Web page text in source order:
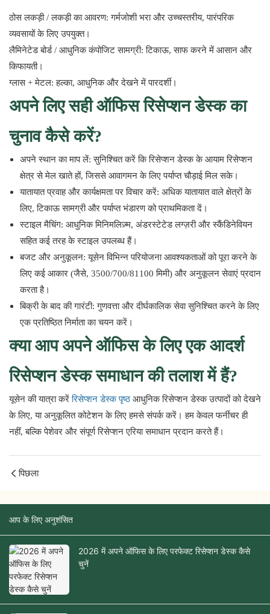
ठोस लकड़ी / लकड़ी का आवरण: गर्मजोशी भरा और उच्चस्तरीय, पारंपरिक
व्यवसायों के लिए उपयुक्त।
लैमिनेटेड बोर्ड / आधुनिक कंपोजिट सामग्री: टिकाऊ, साफ करने में आसान और
किफायती।
ग्लास + मेटल: हल्का, आधुनिक और देखने में पारदर्शी।
अपने लिए सही ऑफिस रिसेप्शन डेस्क का
चुनाव कैसे करें?
अपने स्थान का माप लें: सुनिश्चित करें कि रिसेप्शन डेस्क के आयाम रिसेप्शन
क्षेत्र से मेल खाते हों, जिससे आवागमन के लिए पर्याप्त चौड़ाई मिल सके।
यातायात प्रवाह और कार्यक्षमता पर विचार करें: अधिक यातायात वाले क्षेत्रों के
लिए, टिकाऊ सामग्री और पर्याप्त भंडारण को प्राथमिकता दें।
स्टाइल मैचिंग: आधुनिक मिनिमलिज़्म, अंडरस्टेटेड लग्ज़री और स्कैंडिनेवियन
सहित कई तरह के स्टाइल उपलब्ध हैं।
बजट और अनुकूलन: यूसेन विभिन्न परियोजना आवश्यकताओं को पूरा करने के
लिए कई आकार (जैसे, 3500/700/81100 मिमी) और अनुकूलन सेवाएं प्रदान
करता है।
बिक्री के बाद की गारंटी: गुणवत्ता और दीर्घकालिक सेवा सुनिश्चित करने के लिए
एक प्रतिष्ठित निर्माता का चयन करें।
क्या आप अपने ऑफिस के लिए एक आदर्श
रिसेप्शन डेस्क समाधान की तलाश में हैं?
यूसेन की यात्रा करेंरिसेप्शन डेस्क पृष्ठ आधुनिक रिसेप्शन डेस्क उत्पादों को देखने
के लिए, या अनुकूलित कोटेशन के लिए हमसे संपर्क करें। हम केवल फर्नीचर ही
नहीं, बल्कि पेशेवर और संपूर्ण रिसेप्शन एरिया समाधान प्रदान करते हैं।
पिछला
आप के लिए अनुशंसित
2026 में अपने ऑफिस के लिए परफेक्ट रिसेप्शन डेस्क कैसे
चुनें